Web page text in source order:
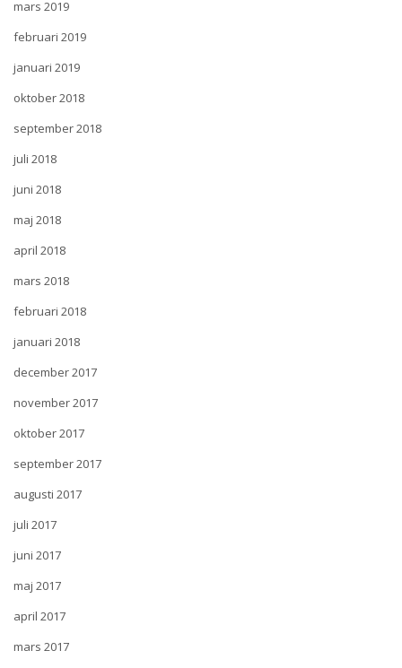
mars 2019
februari 2019
januari 2019
oktober 2018
september 2018
juli 2018
juni 2018
maj 2018
april 2018
mars 2018
februari 2018
januari 2018
december 2017
november 2017
oktober 2017
september 2017
augusti 2017
juli 2017
juni 2017
maj 2017
april 2017
mars 2017